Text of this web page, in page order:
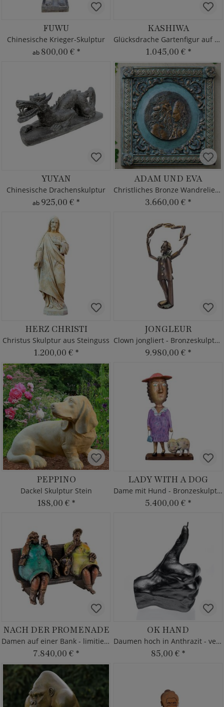
FUWU
Chinesische Krieger-Skulptur
ab 800,00 € *
KASHIWA
Glücksdrache Gartenfigur auf Sockel
1.045,00 € *
YUYAN
Chinesische Drachenskulptur
ab 925,00 € *
ADAM UND EVA
Christliches Bronze Wandrelief vom Künstler
3.660,00 € *
HERZ CHRISTI
Christus Skulptur aus Steinguss
1.200,00 € *
JONGLEUR
Clown jongliert - Bronzeskulptur limitiert
9.980,00 € *
PEPPINO
Dackel Skulptur Stein
188,00 € *
LADY WITH A DOG
Dame mit Hund - Bronzeskulptur vom Künstler
5.400,00 € *
NACH DER PROMENADE
Damen auf einer Bank - limitierte Bronze
7.840,00 € *
OK HAND
Daumen hoch in Anthrazit - vegan
85,00 € *